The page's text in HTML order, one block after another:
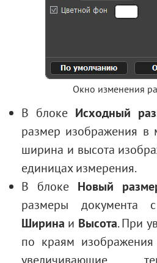
Окно изменения
В блоке Исходный
размер изображения в
ширина и высота
единицах измерения.
В блоке Новый
размеры документа
Ширина и Высота. При
по краям изображения